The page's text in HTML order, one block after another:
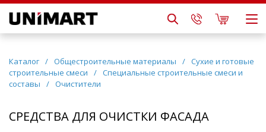
Каталог / Общестроительные материалы / Сухие и готовые
строительные смеси
/ Специальные строительные смеси и
составы
/ Очистители
СРЕДСТВА ДЛЯ ОЧИСТКИ ФАСАДА